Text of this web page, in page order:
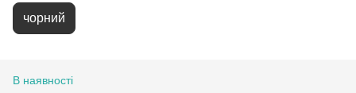
чорний
В наявності